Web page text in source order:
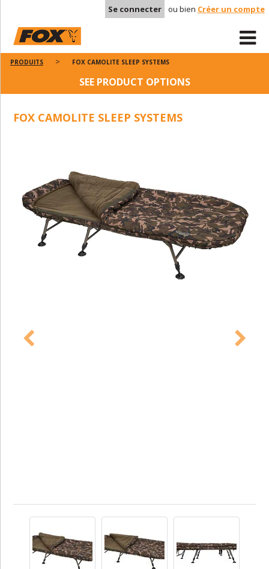
Se connecter ou bien Créer un compte
PRODUITS FOX CAMOLITE SLEEP SYSTEMS
SEE PRODUCT OPTIONS
FOX CAMOLITE SLEEP SYSTEMS